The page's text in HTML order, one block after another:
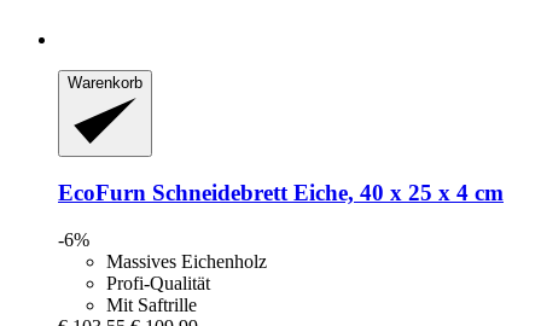
Warenkorb
EcoFurn Schneidebrett Eiche, 40 x 25 x 4 cm
-6%
Massives Eichenholz
Profi-Qualität
Mit Saftrille